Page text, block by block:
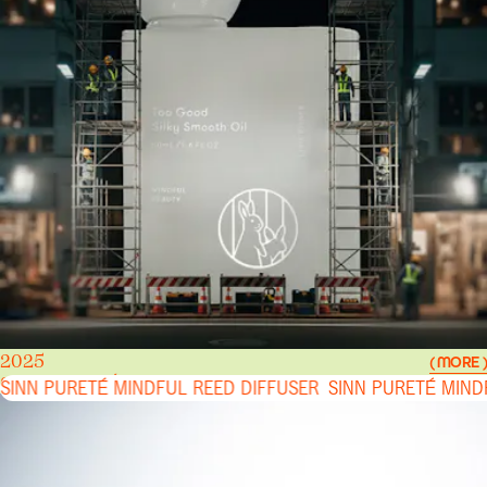
2025 ( MORE )
SINN PURETÉ MINDFUL REED DIFFUSER SINN PURETÉ
SINN PURETÉ MINDFUL REED DIFFUSER